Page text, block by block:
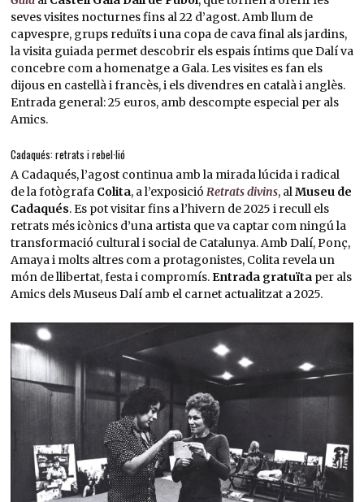
seves visites nocturnes fins al 22 d’agost. Amb llum de
capvespre, grups reduïts i una copa de cava final als jardins,
la visita guiada permet descobrir els espais íntims que Dalí va
concebre com a homenatge a Gala. Les visites es fan els
dijous en castellà i francès, i els divendres en català i anglès.
Entrada general: 25 euros, amb descompte especial per als
Amics.
Cadaqués: retrats i rebel·lió
A Cadaqués, l’agost continua amb la mirada lúcida i radical
de la fotògrafa Colita, a l’exposició Retrats divins, alMuseu de
Cadaqués. Es pot visitar fins a l’hivern de 2025 i recull els
retrats més icònics d’una artista que va captar com ningú la
transformació cultural i social de Catalunya. Amb Dalí, Ponç,
Amaya i molts altres com a protagonistes, Colita revela un
món de llibertat, festa i compromís. Entrada gratuïtaper als
Amics dels Museus Dalí amb el carnet actualitzat a 2025.